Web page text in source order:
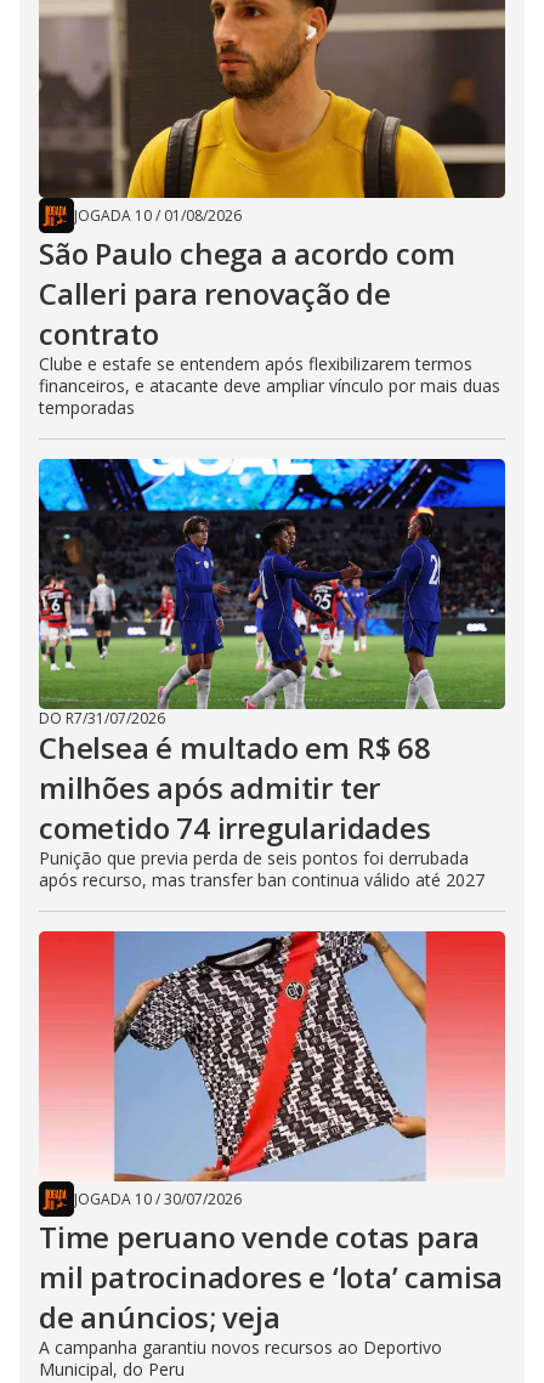
JOGADA 10/ 01/08/2026
São Paulo chega a acordo com
Calleri para renovação de
contrato
Clube e estafe se entendem após flexibilizarem termos
financeiros, e atacante deve ampliar vínculo por mais duas
temporadas
DO R7/31/07/2026
Chelsea é multado em R$ 68
milhões após admitir ter
cometido 74 irregularidades
Punição que previa perda de seis pontos foi derrubada
após recurso, mas transfer ban continua válido até 2027
JOGADA 10/30/07/2026
Time peruano vende cotas para
mil patrocinadores e ‘lota’ camisa
de anúncios; veja
A campanha garantiu novos recursos ao Deportivo
Municipal, do Peru